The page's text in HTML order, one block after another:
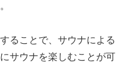
ることで、サウナによる
サウナを楽しむことが可